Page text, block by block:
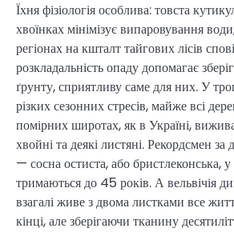
Їхня фізіологія особлива: товста
хвоїнках мінімізує випаровування
регіонах на кшталт тайгових лісів
розкладальність опаду допомагає
ґрунту, сприятливу саме для них. У
різких сезонних стресів, майже всі
помірних широтах, як в Україні,
хвойні та деякі листяні. Рекордсмен за
— сосна остиста, або бристлеконська, у
тримаються до 45 років. А вельвічія
взагалі живе з двома листками все
кінці, але зберігаючи тканину